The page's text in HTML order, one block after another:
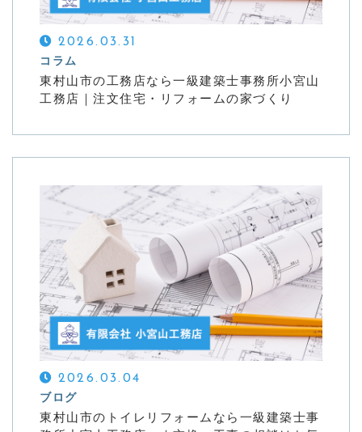
住宅相談やお見積もりはこちら
お問い合わせ/資料請求
お電話での受付
042-392-0123
2026.03.31
コラム
東村山市の工務店なら一級建築士事務所小宮山
工務店｜注文住宅・リフォームの家づくり
2026.03.04
ブログ
東村山市のトイレリフォームなら一級建築士事